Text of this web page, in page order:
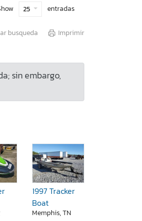
25 entradas
busqueda Imprimir
sin embargo,
1997 Tracker
Boat
Memphis, TN